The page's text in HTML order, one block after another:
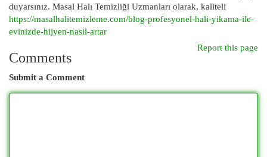
duyarsınız. Masal Halı Temizliği Uzmanları olarak, kaliteli
https://masalhalitemizleme.com/blog-profesyonel-hali-yikama-ile-
evinizde-hijyen-nasil-artar
Report this page
Comments
Submit a Comment